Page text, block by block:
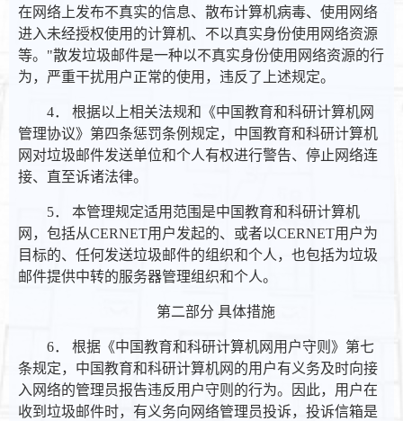
在网络上发布不真实的信息、散布计算机病毒、使用网络
进入未经授权使用的计算机、不以真实身份使用网络资源
等。"散发垃圾邮件是一种以不真实身份使用网络资源的行
为，严重干扰用户正常的使用，违反了上述规定。
4． 根据以上相关法规和《中国教育和科研计算机网
管理协议》第四条惩罚条例规定，中国教育和科研计算机
网对垃圾邮件发送单位和个人有权进行警告、停止网络连
接、直至诉诸法律。
5． 本管理规定适用范围是中国教育和科研计算机
网，包括从CERNET用户发起的、或者以CERNET用户为
目标的、任何发送垃圾邮件的组织和个人，也包括为垃圾
邮件提供中转的服务器管理组织和个人。
第二部分 具体措施
6． 根据《中国教育和科研计算机网用户守则》第七
条规定，中国教育和科研计算机网的用户有义务及时向接
入网络的管理员报告违反用户守则的行为。因此，用户在
收到垃圾邮件时，有义务向网络管理员投诉，投诉信箱是